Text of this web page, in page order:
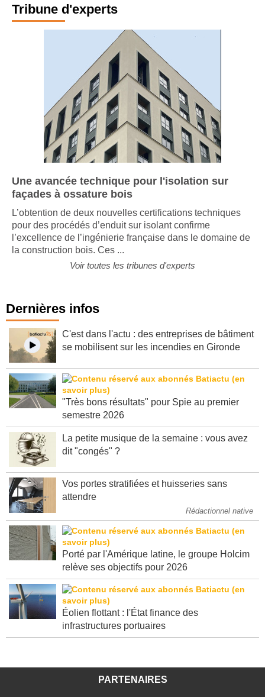
Tribune d'experts
Une avancée technique pour l'isolation sur
façades à ossature bois
L’obtention de deux nouvelles certifications techniques
pour des procédés d’enduit sur isolant confirme
l’excellence de l’ingénierie française dans le domaine de
la construction bois. Ces ...
Voir toutes les tribunes d'experts
Dernières infos
C'est dans l'actu : des entreprises de bâtiment
se mobilisent sur les incendies en Gironde
"Très bons résultats" pour Spie au premier
semestre 2026
La petite musique de la semaine : vous avez
dit "congés" ?
Vos portes stratifiées et huisseries sans
attendre
Rédactionnel native
Porté par l'Amérique latine, le groupe Holcim
relève ses objectifs pour 2026
Éolien flottant : l'État finance des
infrastructures portuaires
PARTENAIRES